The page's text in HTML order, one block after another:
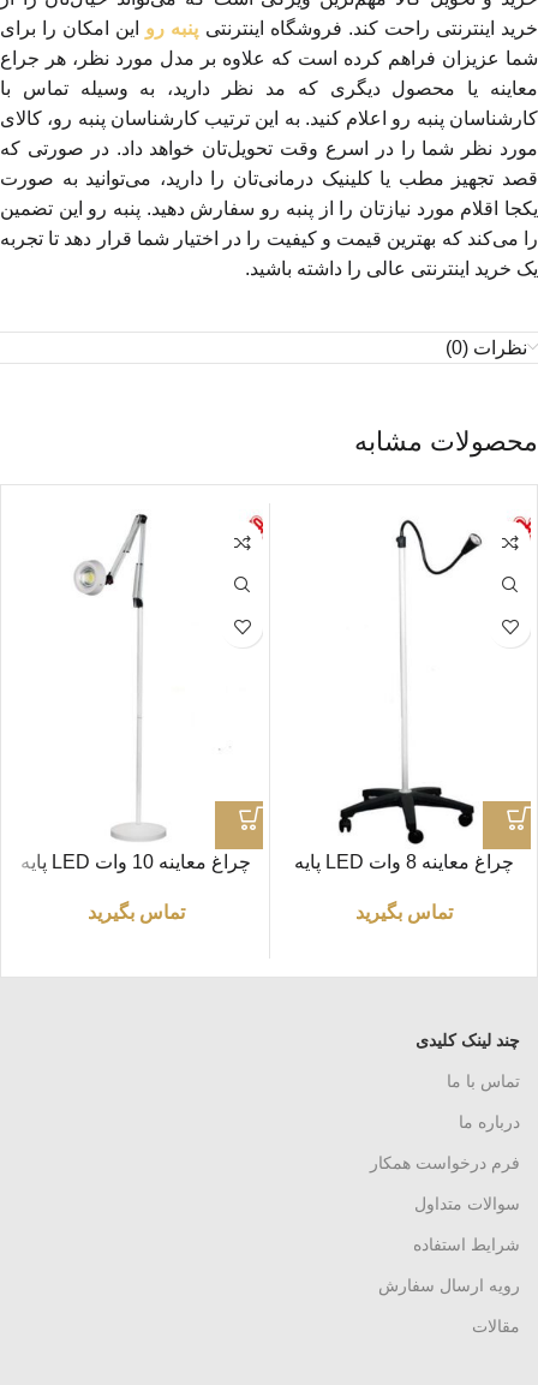
خرید اینترنتی راحت کند. فروشگاه اینترنتی پنبه رو این امکان را برای
شما عزیزان فراهم کرده است که علاوه بر مدل مورد نظر، هر جراع
معاینه یا محصول دیگری که مد نظر دارید، به وسیله تماس با
کارشناسان پنبه رو اعلام کنید. به این ترتیب کارشناسان پنبه رو، کالای
مورد نظر شما را در اسرع وقت تحویل‌تان خواهد داد. در صورتی که
قصد تجهیز مطب یا کلینیک درمانی‌تان را دارید، می‌توانید به صورت
یکجا اقلام مورد نیازتان را از پنبه رو سفارش دهید. پنبه رو این تضمین
را می‌کند که بهترین قیمت و کیفیت را در اختیار شما قرار دهد تا تجربه
یک خرید اینترنتی عالی را داشته باشید.
نظرات (0)
محصولات مشابه
چراغ معاینه 8 وات LED پایه
تماس بگیرید
چراغ معاینه 10 وات LED پایه
تماس بگیرید
چند لینک کلیدی
تماس با ما
درباره ما
فرم درخواست همکار
سوالات متداول
شرایط استفاده
رویه ارسال سفارش
مقالات